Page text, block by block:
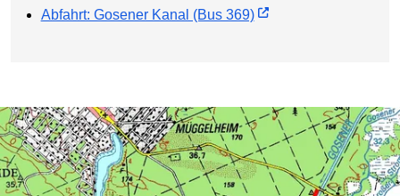
Abfahrt: Gosener Kanal (Bus 369)